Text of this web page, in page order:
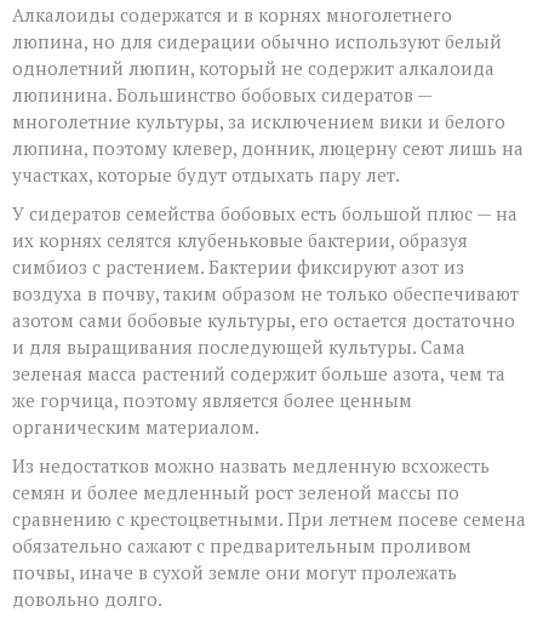
Алкалоиды содержатся и в корнях многолетнего
люпина, но для сидерации обычно используют белый
однолетний люпин, который не содержит алкалоида
люпинина. Большинство бобовых сидератов —
многолетние культуры, за исключением вики и белого
люпина, поэтому клевер, донник, люцерну сеют лишь на
участках, которые будут отдыхать пару лет.
У сидератов семейства бобовых есть большой плюс — на
их корнях селятся клубеньковые бактерии, образуя
симбиоз с растением. Бактерии фиксируют азот из
воздуха в почву, таким образом не только обеспечивают
азотом сами бобовые культуры, его остается достаточно
и для выращивания последующей культуры. Сама
зеленая масса растений содержит больше азота, чем та
же горчица, поэтому является более ценным
органическим материалом.
Из недостатков можно назвать медленную всхожесть
семян и более медленный рост зеленой массы по
сравнению с крестоцветными. При летнем посеве семена
обязательно сажают с предварительным проливом
почвы, иначе в сухой земле они могут пролежать
довольно долго.